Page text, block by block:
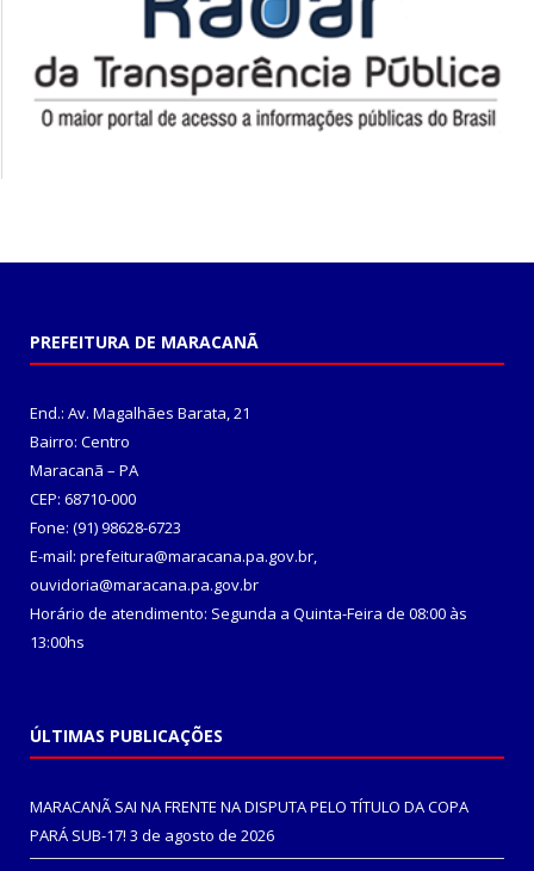
PREFEITURA DE MARACANÃ
End.: Av. Magalhães Barata, 21
Bairro: Centro
Maracanã – PA
CEP: 68710-000
Fone: (91) 98628-6723
E-mail: prefeitura@maracana.pa.gov.br,
ouvidoria@maracana.pa.gov.br
Horário de atendimento: Segunda a Quinta-Feira de 08:00 às
13:00hs
ÚLTIMAS PUBLICAÇÕES
MARACANÃ SAI NA FRENTE NA DISPUTA PELO TÍTULO DA COPA
PARÁ SUB-17! 3 de agosto de 2026